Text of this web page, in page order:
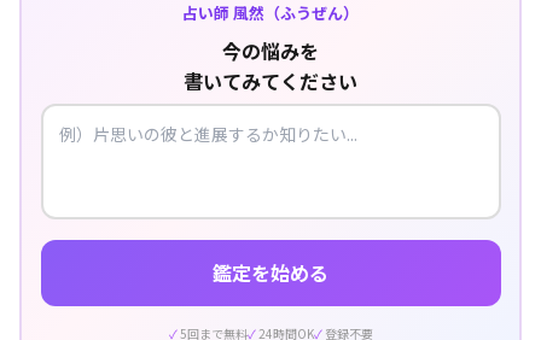
占い師 風然（ふうぜん）
今の悩みを
書いてみてください
鑑定を始める
5回まで無料 24時間OK 登録不要